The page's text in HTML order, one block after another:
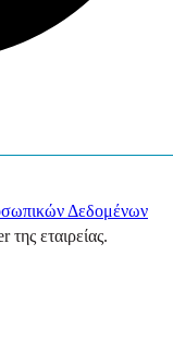
Δεδομένων
εταιρείας.